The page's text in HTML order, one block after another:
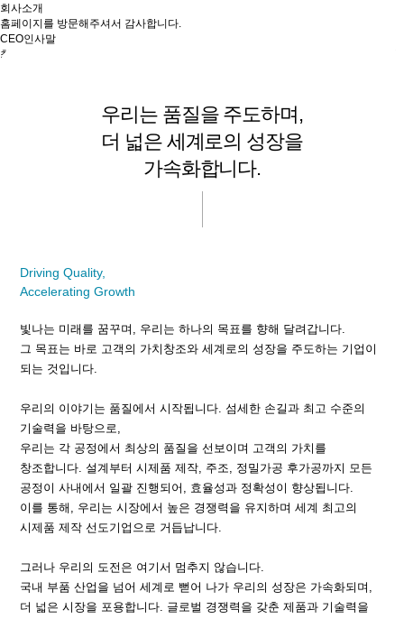
회사소개
홈페이지를 방문해주셔서 감사합니다.
CEO인사말
최고의 품질과 가치를 창조하고 세계적인 기업으로 도약하며, 국가 발전에 이바지 합
우리는 품질을 주도하며,
더 넓은 세계로의 성장을
가속화합니다.
Driving Quality,
Accelerating Growth
빛나는 미래를 꿈꾸며, 우리는 하나의 목표를 향해 달려갑니다.
그 목표는 바로 고객의 가치창조와 세계로의 성장을 주도하는 기업이
되는 것입니다.
우리의 이야기는 품질에서 시작됩니다. 섬세한 손길과 최고 수준의
기술력을 바탕으로,
우리는 각 공정에서 최상의 품질을 선보이며 고객의 가치를
창조합니다. 설계부터 시제품 제작, 주조, 정밀가공 후가공까지 모든
공정이 사내에서 일괄 진행되어, 효율성과 정확성이 향상됩니다.
이를 통해, 우리는 시장에서 높은 경쟁력을 유지하며 세계 최고의
시제품 제작 선도기업으로 거듭납니다.
그러나 우리의 도전은 여기서 멈추지 않습니다.
국내 부품 산업을 넘어 세계로 뻗어 나가 우리의 성장은 가속화되며,
더 넓은 시장을 포용합니다. 글로벌 경쟁력을 갖춘 제품과 기술력을